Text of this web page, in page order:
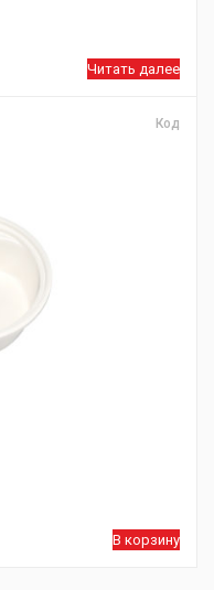
Читать далее
Код
В корзину